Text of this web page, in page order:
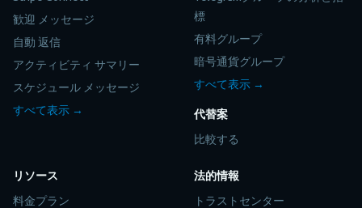
歓迎 メッセージ
自動 返信
アクティビティ サマリー
スケジュール メッセージ
すべて表示 →
標
有料グループ
暗号通貨グループ
すべて表示 →
代替案
比較する
リソース
料金プラン
法的情報
トラストセンター